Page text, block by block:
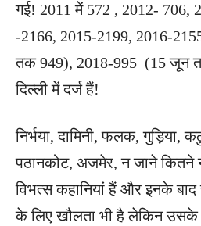
गई! 2011 में 572 , 2012- 706,
-2166, 2015-2199, 2016-
तक 949), 2018-995 (15
दिल्ली में दर्ज हैं!
निर्भया, दामिनी, फलक, गु‍ड़िया,
पठानकोट, अजमेर, न जाने कितने
विभत्स कहानियां हैं और इनके बाद
के लिए खौलता भी है लेकिन उसके